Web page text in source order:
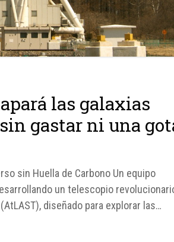
las galaxias
gastar ni una
sin Huella de Carbono Un equipo
un telescopio
diseñado para explorar las